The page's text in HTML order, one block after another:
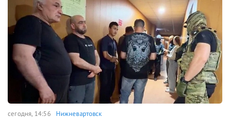
сегодня, 14:56 Нижневартовск